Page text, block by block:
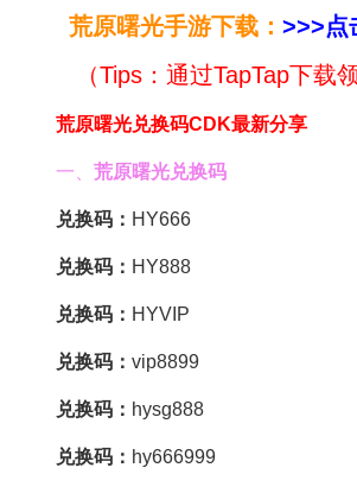
荒原曙光手游下载： >>>点
（Tips：通过TapTap下载
荒原曙光兑换码CDK最新分享
一、 荒原曙光兑换码
兑换码： HY666
兑换码： HY888
兑换码： HYVIP
兑换码： vip8899
兑换码： hysg888
兑换码： hy666999